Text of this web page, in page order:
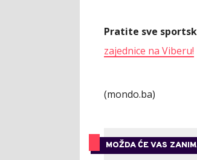
Pratite sve
zajednice na Viberu!
(mondo.ba)
MOŽDA ĆE VAS